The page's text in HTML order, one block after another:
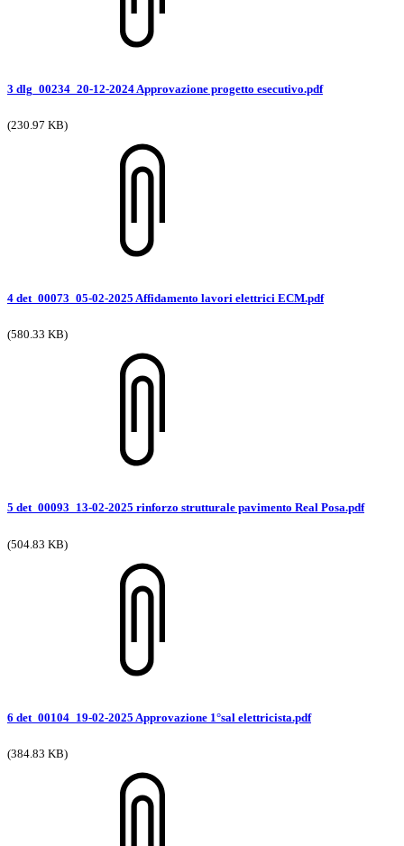
3 dlg_00234_20-12-2024 Approvazione progetto esecutivo.pdf
(230.97 KB)
4 det_00073_05-02-2025 Affidamento lavori elettrici ECM.pdf
(580.33 KB)
5 det_00093_13-02-2025 rinforzo strutturale pavimento Real Posa.pdf
(504.83 KB)
6 det_00104_19-02-2025 Approvazione 1°sal elettricista.pdf
(384.83 KB)